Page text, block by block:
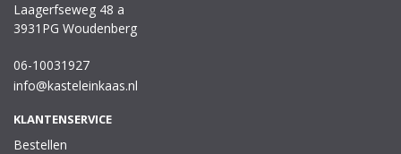
Laagerfseweg 48 a
3931PG Woudenberg
06-10031927
info@kasteleinkaas.nl
KLANTENSERVICE
Bestellen